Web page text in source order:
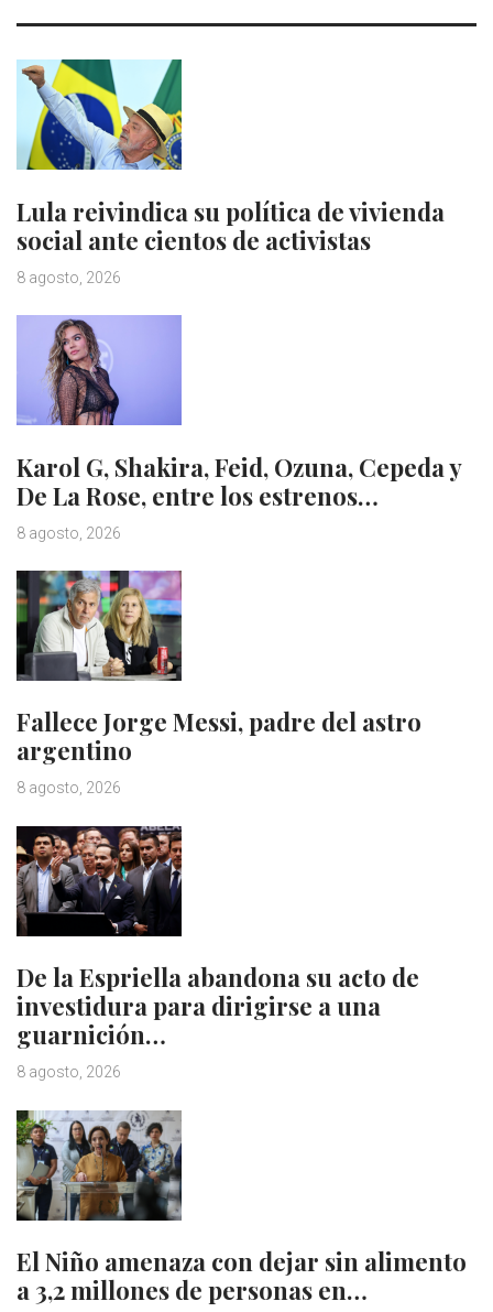
Lula reivindica su política de vivienda
social ante cientos de activistas
8 agosto, 2026
Karol G, Shakira, Feid, Ozuna, Cepeda y
De La Rose, entre los estrenos…
8 agosto, 2026
Fallece Jorge Messi, padre del astro
argentino
8 agosto, 2026
De la Espriella abandona su acto de
investidura para dirigirse a una
guarnición…
8 agosto, 2026
El Niño amenaza con dejar sin alimento
a 3,2 millones de personas en…